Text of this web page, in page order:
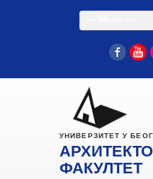
УНИВЕРЗИТЕТ У
ФАКУЛТЕТ